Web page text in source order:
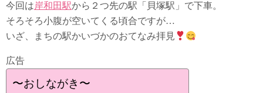
今回は岸和田駅から２つ先の駅「貝塚駅」で下車。
そろそろ小腹が空いてくる頃合ですが…
いざ、まちの駅かいづかのおてなみ拝見
広告
〜おしながき〜